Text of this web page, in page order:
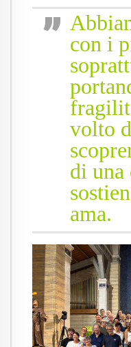
con i
volto
di una
ama.